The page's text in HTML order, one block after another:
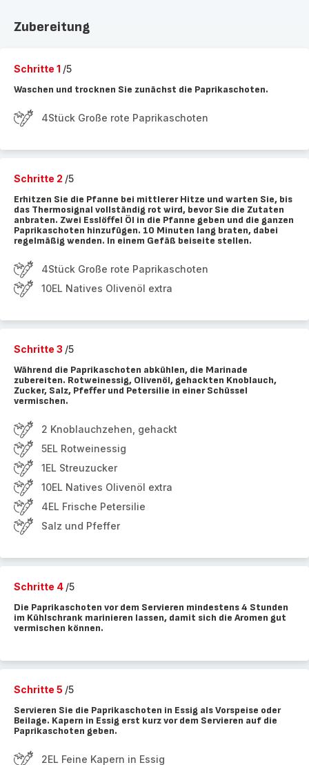
Zubereitung
Schritte 1 /5
Waschen und trocknen Sie zunächst die Paprikaschoten.
4Stück Große rote Paprikaschoten
Schritte 2 /5
Erhitzen Sie die Pfanne bei mittlerer Hitze und warten Sie, bis
das Thermosignal vollständig rot wird, bevor Sie die Zutaten
anbraten. Zwei Esslöffel Öl in die Pfanne geben und die ganzen
Paprikaschoten hinzufügen. 10 Minuten lang braten, dabei
regelmäßig wenden. In einem Gefäß beiseite stellen.
4Stück Große rote Paprikaschoten
10EL Natives Olivenöl extra
Schritte 3 /5
Während die Paprikaschoten abkühlen, die Marinade
zubereiten. Rotweinessig, Olivenöl, gehackten Knoblauch,
Zucker, Salz, Pfeffer und Petersilie in einer Schüssel
vermischen.
2 Knoblauchzehen, gehackt
5EL Rotweinessig
1EL Streuzucker
10EL Natives Olivenöl extra
4EL Frische Petersilie
Salz und Pfeffer
Schritte 4 /5
Die Paprikaschoten vor dem Servieren mindestens 4 Stunden
im Kühlschrank marinieren lassen, damit sich die Aromen gut
vermischen können.
Schritte 5 /5
Servieren Sie die Paprikaschoten in Essig als Vorspeise oder
Beilage. Kapern in Essig erst kurz vor dem Servieren auf die
Paprikaschoten geben.
2EL Feine Kapern in Essig